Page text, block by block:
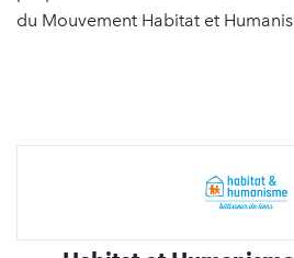
du Mouvement Habitat et